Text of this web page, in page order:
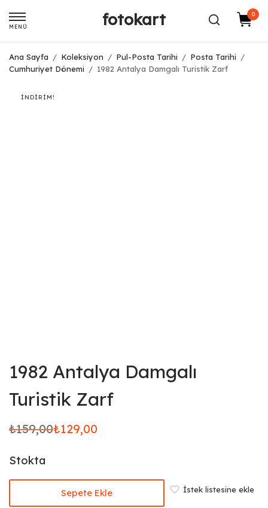
MENÜ fotokart 0
Ana Sayfa / Koleksiyon / Pul-Posta Tarihi / Posta Tarihi
/
Cumhuriyet Dönemi
/ 1982 Antalya Damgalı Turistik Zarf
İNDIRIM!
1982 Antalya Damgalı
Turistik Zarf
₺159,00
Orijinal
₺159,00.
₺129,00
Şu
fiyat:
₺129,00.
Stokta
Sepete Ekle İstek listesine ekle